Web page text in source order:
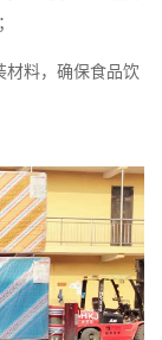
材料，确保食品饮